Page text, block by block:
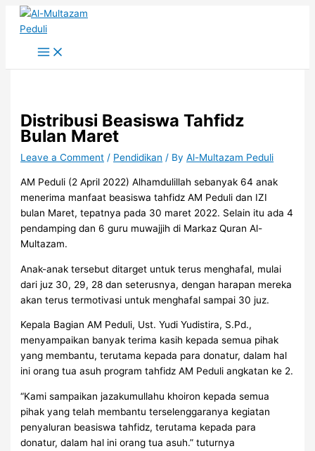
Skip
Distribusi Beasiswa Tahfidz
Bulan Maret
Leave a Comment / Pendidikan / ByAl-Multazam Peduli
AM Peduli (2 April 2022) Alhamdulillah sebanyak 64 anak
menerima manfaat beasiswa tahfidz AM Peduli dan IZI
bulan Maret, tepatnya pada 30 maret 2022. Selain itu ada 4
pendamping dan 6 guru muwajjih di Markaz Quran Al-
Multazam.
Anak-anak tersebut ditarget untuk terus menghafal, mulai
dari juz 30, 29, 28 dan seterusnya, dengan harapan mereka
akan terus termotivasi untuk menghafal sampai 30 juz.
Kepala Bagian AM Peduli, Ust. Yudi Yudistira, S.Pd.,
menyampaikan banyak terima kasih kepada semua pihak
yang membantu, terutama kepada para donatur, dalam hal
ini orang tua asuh program tahfidz AM Peduli angkatan ke 2.
“Kami sampaikan jazakumullahu khoiron kepada semua
pihak yang telah membantu terselenggaranya kegiatan
penyaluran beasiswa tahfidz, terutama kepada para
donatur, dalam hal ini orang tua asuh.” tuturnya